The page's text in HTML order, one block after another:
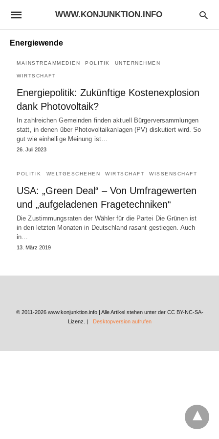
WWW.KONJUNKTION.INFO
Energiewende
MAINSTREAMMEDIEN POLITIK UNTERNEHMEN
WIRTSCHAFT
Energiepolitik: Zukünftige Kostenexplosion
dank Photovoltaik?
In zahlreichen Gemeinden finden aktuell Bürgerversammlungen
statt, in denen über Photovoltaikanlagen (PV) diskutiert wird. So
gut wie einhellige Meinung ist…
26. Juli 2023
POLITIK WELTGESCHEHEN WIRTSCHAFT WISSENSCHAFT
USA: „Green Deal“ – Von Umfragewerten
und „aufgeladenen Fragetechniken“
Die Zustimmungsraten der Wähler für die Partei Die Grünen ist
in den letzten Monaten in Deutschland rasant gestiegen. Auch
in…
13. März 2019
© 2011-2026 www.konjunktion.info | Alle Artikel stehen unter der CC BY-NC-SA-
Lizenz. |
Desktopversion aufrufen